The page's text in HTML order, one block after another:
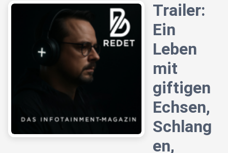
Trailer:
Ein
Leben
mit
giftigen
Echsen,
Schlang
en,